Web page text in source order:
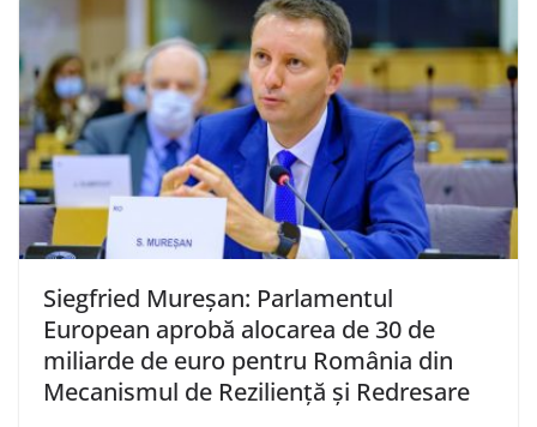
Siegfried Mureșan: Parlamentul
European aprobă alocarea de 30 de
miliarde de euro pentru România din
Mecanismul de Reziliență și Redresare